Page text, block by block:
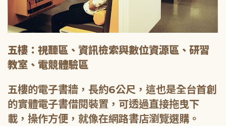
五樓：視聽區、資訊檢索與數位資源區、研習
教室、電競體驗區
五樓的電子書牆，長約6公尺，這也是全台首創
的實體電子書借閱裝置，可透過直接拖曳下
載，操作方便，就像在網路書店瀏覽選購。